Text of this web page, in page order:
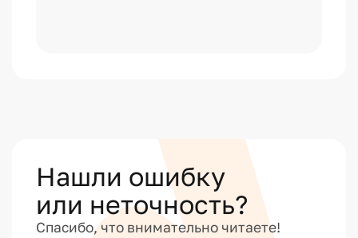
Нашли ошибку
или неточность?
Спасибо, что внимательно читаете!